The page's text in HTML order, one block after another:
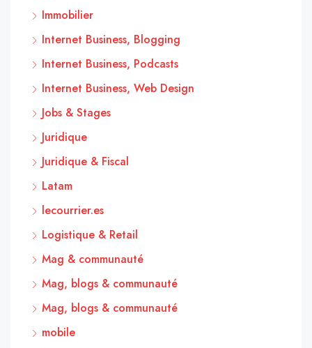
Immobilier
Internet Business, Blogging
Internet Business, Podcasts
Internet Business, Web Design
Jobs & Stages
Juridique
Juridique & Fiscal
Latam
lecourrier.es
Logistique & Retail
Mag & communauté
Mag, blogs & communauté
Mag, blogs & communauté
mobile